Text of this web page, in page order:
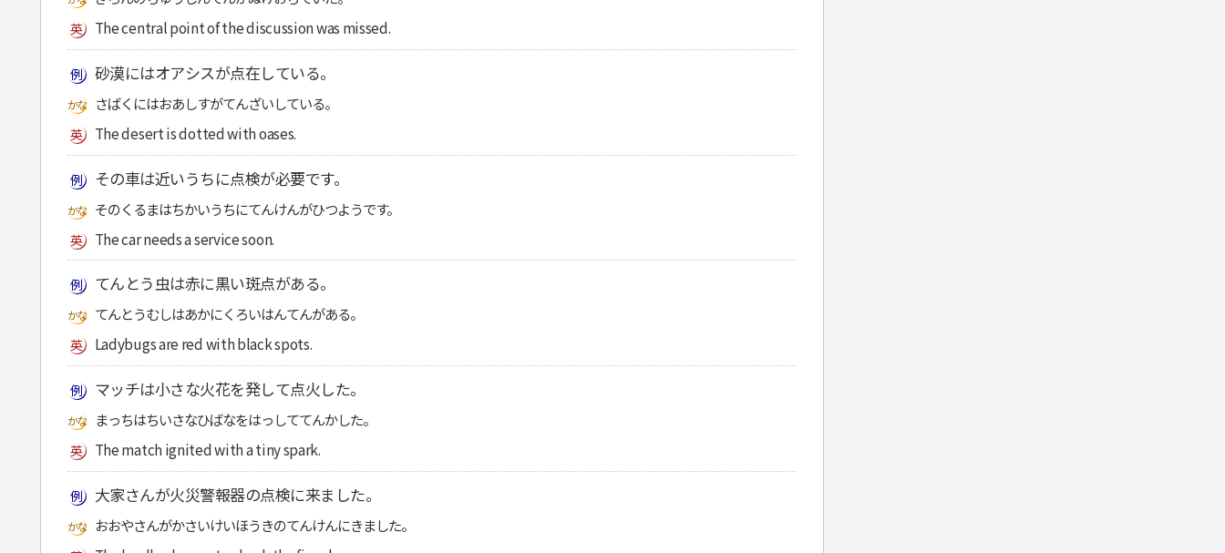
The central point of the discussion was missed.
砂漠にはオアシスが点在している。
さばくにはおあしすがてんざいしている。
The desert is dotted with oases.
その車は近いうちに点検が必要です。
そのくるまはちかいうちにてんけんがひつようです。
The car needs a service soon.
てんとう虫は赤に黒い斑点がある。
てんとうむしはあかにくろいはんてんがある。
Ladybugs are red with black spots.
マッチは小さな火花を発して点火した。
まっちはちいさなひばなをはっしててんかした。
The match ignited with a tiny spark.
大家さんが火災警報器の点検に来ました。
おおやさんがかさいけいほうきのてんけんにきました。